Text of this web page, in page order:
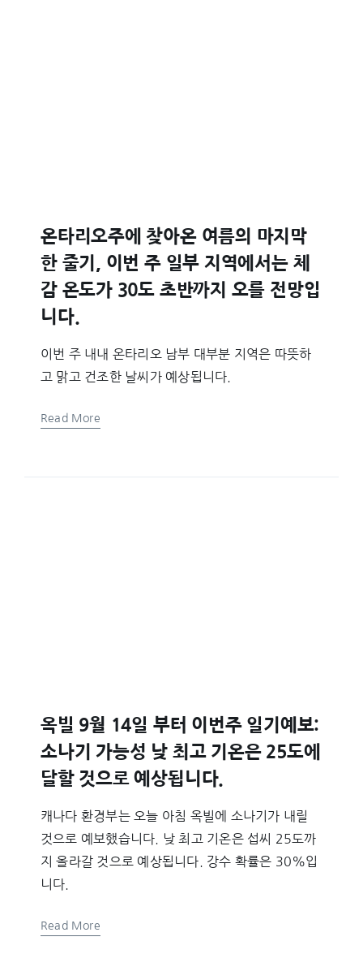
온타리오주에 찾아온 여름의 마지막
한 줄기, 이번 주 일부 지역에서는 체
감 온도가 30도 초반까지 오를 전망입
니다.
이번 주 내내 온타리오 남부 대부분 지역은 따뜻하
고 맑고 건조한 날씨가 예상됩니다.
Read More
옥빌 9월 14일 부터 이번주 일기예보:
소나기 가능성 낮 최고 기온은 25도에
달할 것으로 예상됩니다.
캐나다 환경부는 오늘 아침 옥빌에 소나기가 내릴
것으로 예보했습니다. 낮 최고 기온은 섭씨 25도까
지 올라갈 것으로 예상됩니다. 강수 확률은 30%입
니다.
Read More